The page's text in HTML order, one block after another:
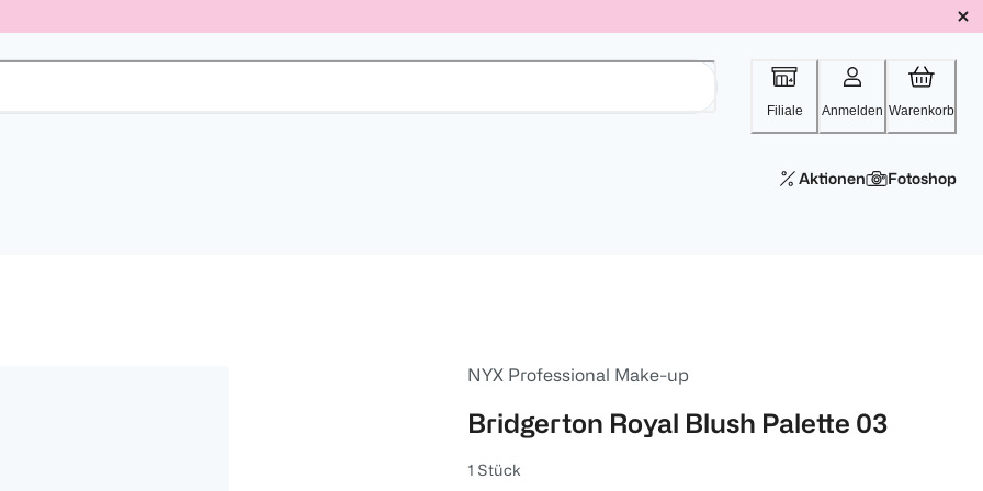
Filiale Anmelden Warenkorb
Aktionen Fotoshop
NYX Professional Make-up
Bridgerton Royal Blush Palette 03
1 Stück